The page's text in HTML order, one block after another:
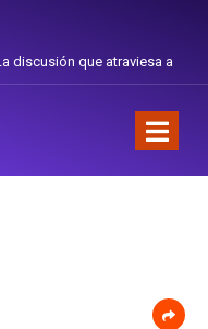
que atraviesa a